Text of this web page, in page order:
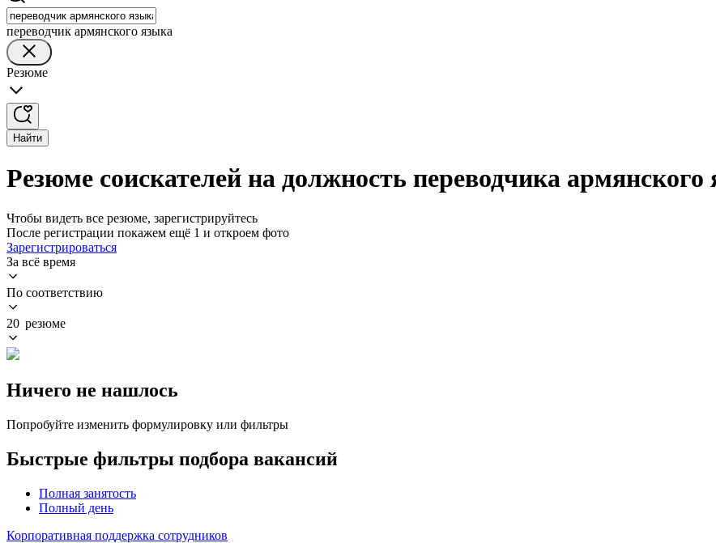
переводчик армянского языка
Резюме
Найти
Резюме соискателей на должность переводчика
Чтобы видеть все резюме, зарегистрируйтесь
После регистрации покажем ещё 1 и откроем фото
Зарегистрироваться
За всё время
По соответствию
20 резюме
Ничего не нашлось
Попробуйте изменить формулировку или фильтры
Быстрые фильтры подбора вакансий
Полная занятость
Полный день
Корпоративная поддержка сотрудников